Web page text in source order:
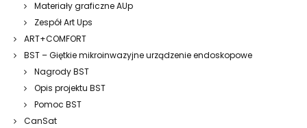
Materiały graficzne AUp
Zespół Art Ups
ART+COMFORT
BST – Giętkie mikroinwazyjne urządzenie endoskopowe
Nagrody BST
Opis projektu BST
Pomoc BST
CanSat